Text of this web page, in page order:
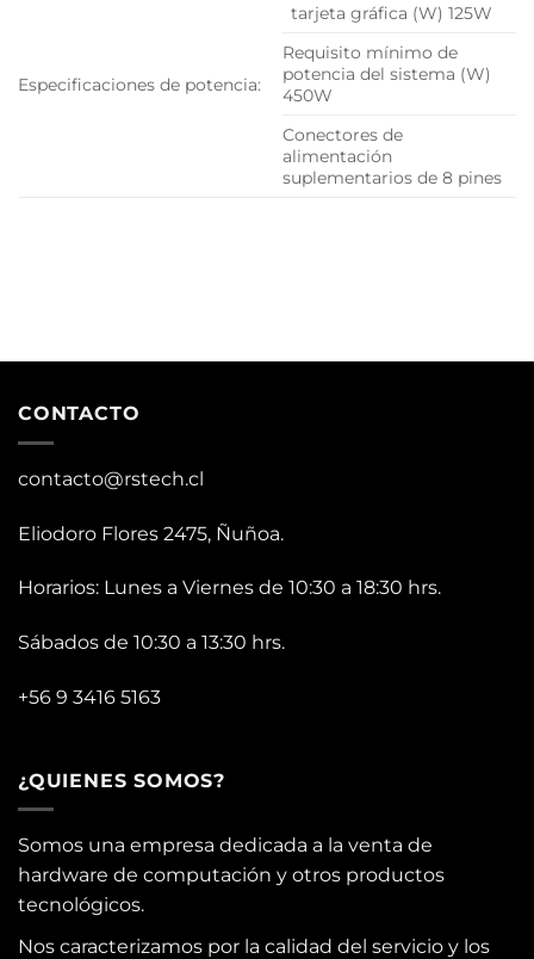
Especificaciones de potencia:
tarjeta gráfica (W) 125W
Requisito mínimo de
potencia del sistema (W)
450W
Conectores de
alimentación
suplementarios de 8 pines
CONTACTO
contacto@rstech.cl
Eliodoro Flores 2475, Ñuñoa.
Horarios: Lunes a Viernes de 10:30 a 18:30 hrs.
Sábados de 10:30 a 13:30 hrs.
+56 9 3416 5163
¿QUIENES SOMOS?
Somos una empresa dedicada a la venta de
hardware de computación y otros productos
tecnológicos.
Nos caracterizamos por la calidad del servicio y los